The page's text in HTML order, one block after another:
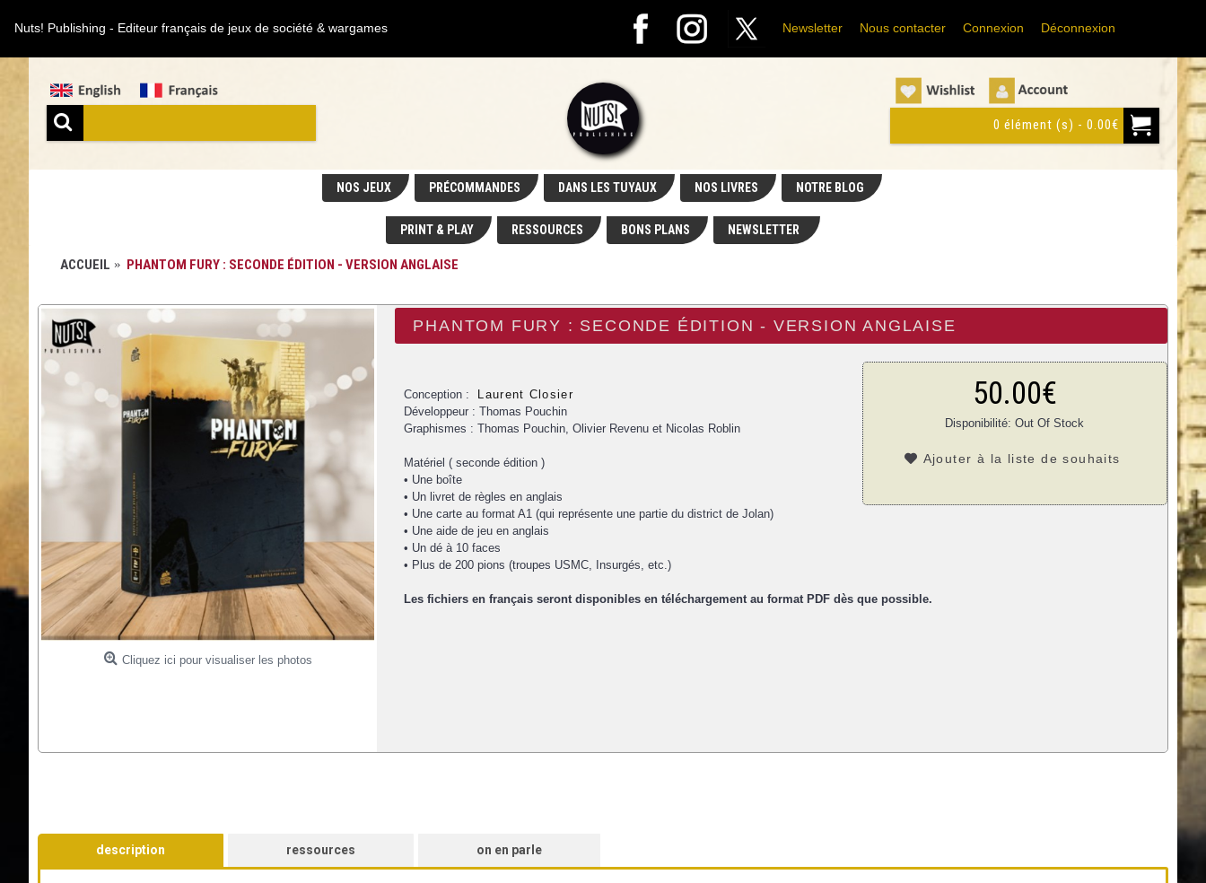
Nuts! Publishing - Editeur français de jeux de société & wargames Newsletter Nous contacter Connexion Déconnexion
0 élément (s) - 0.00€
NOS JEUX PRÉCOMMANDES DANS LES TUYAUX NOS LIVRES NOTRE BLOG
PRINT & PLAY RESSOURCES BONS PLANS NEWSLETTER
ACCUEIL PHANTOM FURY : SECONDE ÉDITION - VERSION ANGLAISE
Cliquez ici pour visualiser les photos
PHANTOM FURY : SECONDE ÉDITION - VERSION ANGLAISE
Conception :
Laurent Closier
Développeur : Thomas Pouchin
Graphismes : Thomas Pouchin, Olivier Revenu et Nicolas Roblin
Matériel ( seconde édition )
• Une boîte
• Un livret de règles en anglais
• Une carte au format A1 (qui représente une partie du district de Jolan)
• Une aide de jeu en anglais
• Un dé à 10 faces
• Plus de 200 pions (troupes USMC, Insurgés, etc.)
Les fichiers en français seront disponibles en téléchargement au format PDF dès que possible.
50.00€
Disponibilité:Out Of Stock
Ajouter à la liste de souhaits
description ressources on en parle